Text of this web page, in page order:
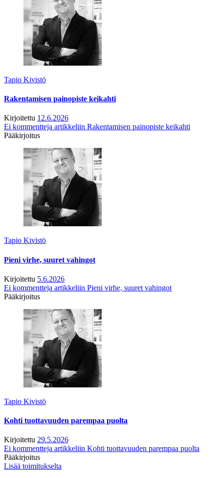
Tapio Kivistö
Rakentamisen painopiste keikahti
Kirjoitettu 12.6.2026
Ei kommentteja artikkeliin Rakentamisen painopiste keikahti
Pääkirjoitus
Tapio Kivistö
Pieni virhe, suuret vahingot
Kirjoitettu 5.6.2026
Ei kommentteja artikkeliin Pieni virhe, suuret vahingot
Pääkirjoitus
Tapio Kivistö
Kohti tuottavuuden parempaa puolta
Kirjoitettu 29.5.2026
Ei kommentteja artikkeliin Kohti tuottavuuden parempaa puolta
Pääkirjoitus
Lisää toimitukselta